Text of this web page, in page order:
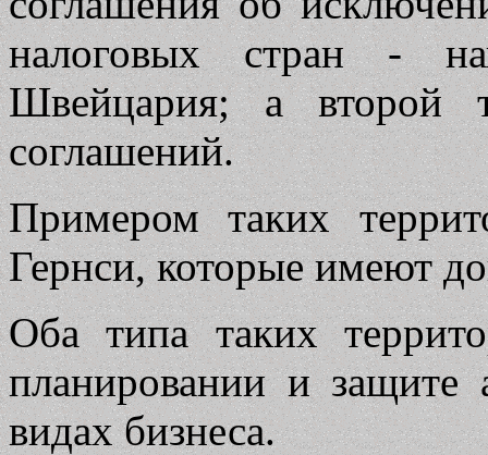
налоговых стран -
Швейцария; а второй
соглашений.
Примером таких
Гернси, которые имеют
Оба типа таких
планировании и защите
видах бизнеса.